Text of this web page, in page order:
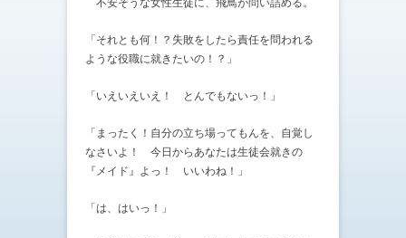
不安そうな女性生徒に、飛鳥が問い詰める。
「それとも何！？失敗をしたら責任を問われる
ような役職に就きたいの！？」
「いえいえいえ！ とんでもないっ！」
「まったく！自分の立ち場ってもんを、自覚し
なさいよ！ 今日からあなたは生徒会就きの
『メイド』よっ！ いいわね！」
「は、はいっ！」